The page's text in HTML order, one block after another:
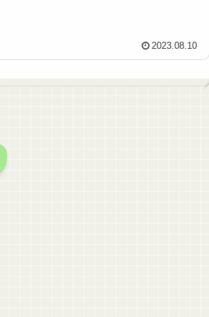
2023.08.10